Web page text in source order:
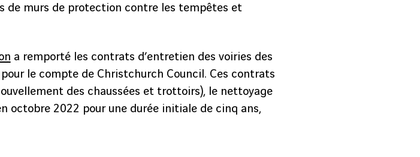
de murs de protection contre les tempêtes et
a remporté les contrats d’entretien des voiries des
le compte de Christchurch Council. Ces contrats
des chaussées et trottoirs), le nettoyage
octobre 2022 pour une durée initiale de cinq ans,